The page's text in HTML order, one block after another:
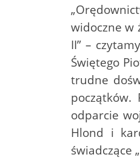
widoczne w
II” –
Świętego
trudne
początków.
odparcie
Hlond i
świadczące